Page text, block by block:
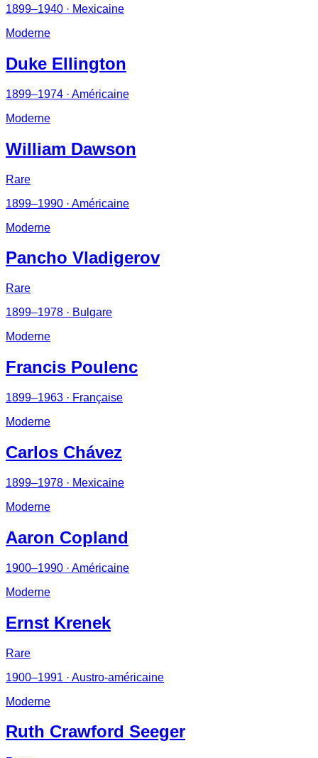
1899–1940 · Mexicaine
Moderne
Duke Ellington
1899–1974 · Américaine
Moderne
William Dawson
Rare
1899–1990 · Américaine
Moderne
Pancho Vladigerov
Rare
1899–1978 · Bulgare
Moderne
Francis Poulenc
1899–1963 · Française
Moderne
Carlos Chávez
1899–1978 · Mexicaine
Moderne
Aaron Copland
1900–1990 · Américaine
Moderne
Ernst Krenek
Rare
1900–1991 · Austro-américaine
Moderne
Ruth Crawford Seeger